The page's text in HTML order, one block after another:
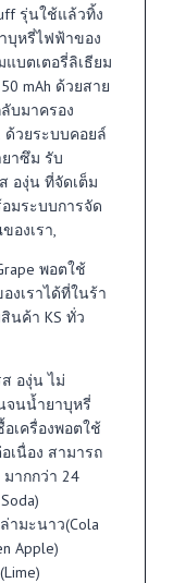
รุ่นใช้แล้วทิ้ง
บุหรี่ไฟฟ้าของ
แบตเตอรี่ลิเธียม
mAh ด้วยสาย
บมาครอง
วยระบบคอยล์
าซึม รับ
องุ่น ที่จัดเต็ม
มระบบการจัด
องเรา,
พอตใช้
งเราได้ที่ในร้า
นค้า KS ทั่ว
องุ่น ไม่
จนน้ำยาบุหรี่
เครื่องพอตใช้
เนื่อง สามารถ
ากกว่า 24
ามะนาว(Cola
Apple)